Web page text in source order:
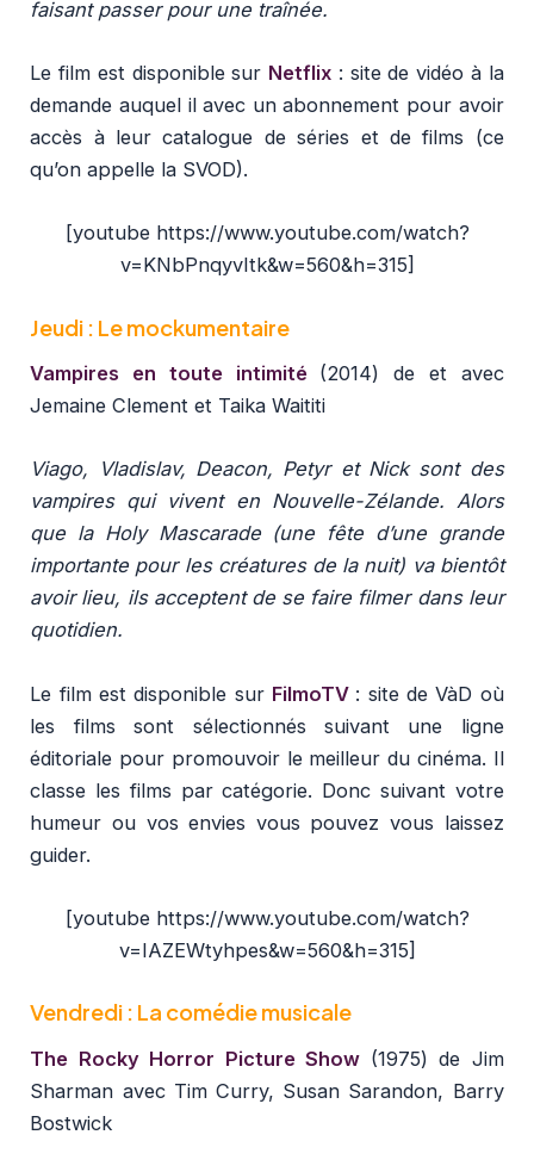
faisant passer pour une traînée.
Le film est disponible sur Netflix : site de vidéo à la
demande auquel il avec un abonnement pour avoir
accès à leur catalogue de séries et de films (ce
qu’on appelle la SVOD).
[youtube https://www.youtube.com/watch?
v=KNbPnqyvItk&w=560&h=315]
Jeudi : Le mockumentaire
Vampires en toute intimité (2014) de et avec
Jemaine Clement et Taika Waititi
Viago, Vladislav, Deacon, Petyr et Nick sont des
vampires qui vivent en Nouvelle-Zélande. Alors
que la Holy Mascarade (une fête d’une grande
importante pour les créatures de la nuit) va bientôt
avoir lieu, ils acceptent de se faire filmer dans leur
quotidien.
Le film est disponible sur FilmoTV : site de VàD où
les films sont sélectionnés suivant une ligne
éditoriale pour promouvoir le meilleur du cinéma. Il
classe les films par catégorie. Donc suivant votre
humeur ou vos envies vous pouvez vous laissez
guider.
[youtube https://www.youtube.com/watch?
v=IAZEWtyhpes&w=560&h=315]
Vendredi : La comédie musicale
The Rocky Horror Picture Show (1975) de Jim
Sharman avec Tim Curry, Susan Sarandon, Barry
Bostwick